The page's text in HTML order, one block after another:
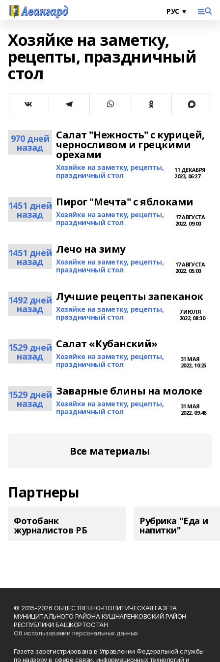
Хозяйке на заметку,
рецепты, праздничный
стол
970 дней
назад
Салат "Нежность" с курицей,
черносливом и грецкими
орехами
Хозяйке на заметку, рецепты,
праздничный стол
11 ДЕКАБРЯ
2023, 06:27
1451 дней
назад
Пирог "Мечта" c яблоками
Хозяйке на заметку, рецепты,
праздничный стол
17 АВГУСТА
2022, 09:00
1451 дней
назад
Лечо на зиму
Хозяйке на заметку, рецепты,
праздничный стол
17 АВГУСТА
2022, 05:00
1492 дней
назад
Лучшие рецепты запеканок
Хозяйке на заметку, рецепты,
праздничный стол
7 ИЮЛЯ
2022, 08:30
1529 дней
назад
Салат «Кубанский»
Хозяйке на заметку, рецепты,
праздничный стол
31 МАЯ
2022, 10:25
1529 дней
назад
Заварные блины на молоке
Хозяйке на заметку, рецепты,
праздничный стол
31 МАЯ
2022, 09:46
Все материалы
Партнеры
Фотобанк
журналистов РБ
Рубрика "Еда и
напитки"
© 2015-2026 ОБЩЕСТВЕННО-ПОЛИТИЧЕСКАЯ ГАЗЕТА
МУНИЦИПАЛЬНОГО РАЙОНА КУШНАРЕНКОВСКИЙ РАЙОН
РЕСПУБЛИКИ БАШКОРТОСТАН
Об использовании персональных данных
Газета зарегистрирована в Управлении Федеральной службы
по надзору в сфере связи, информационных технологий и